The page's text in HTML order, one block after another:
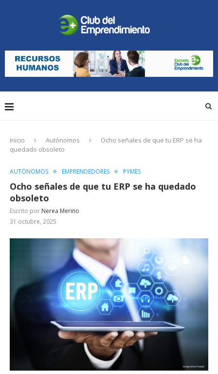
Inicio Autónomos
Ocho señales de que tu ERP se ha
quedado obsoleto
AUTÓNOMOS EMPRENDEDORES PYMES
Ocho señales de que tu ERP se ha quedado
obsoleto
Escrito por Nerea Merino
31 octubre, 2025